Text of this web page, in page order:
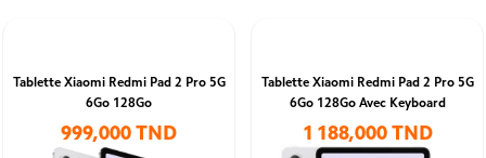
Tablette Xiaomi Redmi Pad 2 Pro 5G
6Go 128Go
999,000 TND
Tablette Xiaomi Redmi Pad 2 Pro 5G
6Go 128Go Avec Keyboard
1 188,000 TND